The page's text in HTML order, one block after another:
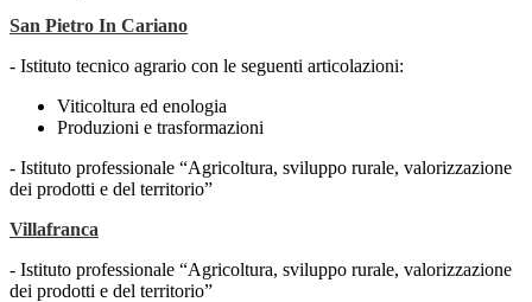
San Pietro In Cariano
- Istituto tecnico agrario con le seguenti articolazioni:
Viticoltura ed enologia
Produzioni e trasformazioni
- Istituto professionale “Agricoltura, sviluppo rurale, valorizzazione
dei prodotti e del territorio”
Villafranca
- Istituto professionale “Agricoltura, sviluppo rurale, valorizzazione
dei prodotti e del territorio”